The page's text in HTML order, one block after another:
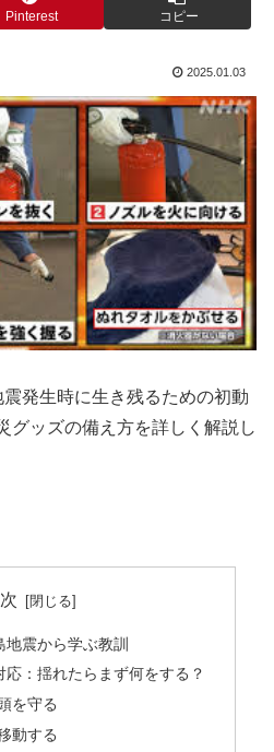
Pinterest コピー
2025.01.03
発生時に生き残るための初動
グッズの備え方を詳しく解説し
震から学ぶ教訓
：揺れたらまず何をする？
を守る
動する